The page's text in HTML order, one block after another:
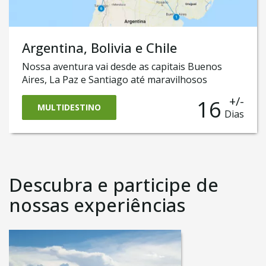
Argentina, Bolivia e Chile
Nossa aventura vai desde as capitais Buenos
Aires, La Paz e Santiago até maravilhosos
espetáculos da natureza, como San Pedro do
Atacama. Você vai fazer o incrível safári até a
cidade de Purmamarca e a região de Jujuy
e aventurarmos no Atacama, atravessar o incrível
MULTIDESTINO 16 +/-
Dias
Descubra e participe de
nossas experiências